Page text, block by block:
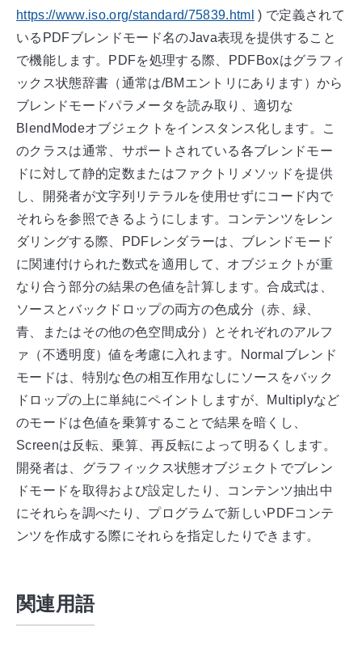
https://www.iso.org/standard/75839.html ) で定義されて
いるPDFブレンドモード名のJava表現を提供すること
で機能します。PDFを処理する際、PDFBoxはグラフィ
ックス状態辞書（通常は/BMエントリにあります）から
ブレンドモードパラメータを読み取り、適切な
BlendModeオブジェクトをインスタンス化します。こ
のクラスは通常、サポートされている各ブレンドモー
ドに対して静的定数またはファクトリメソッドを提供
し、開発者が文字列リテラルを使用せずにコード内で
それらを参照できるようにします。コンテンツをレン
ダリングする際、PDFレンダラーは、ブレンドモード
に関連付けられた数式を適用して、オブジェクトが重
なり合う部分の結果の色値を計算します。合成式は、
ソースとバックドロップの両方の色成分（赤、緑、
青、またはその他の色空間成分）とそれぞれのアルフ
ァ（不透明度）値を考慮に入れます。Normalブレンド
モードは、特別な色の相互作用なしにソースをバック
ドロップの上に単純にペイントしますが、Multiplyなど
のモードは色値を乗算することで結果を暗くし、
Screenは反転、乗算、再反転によって明るくします。
開発者は、グラフィックス状態オブジェクトでブレン
ドモードを取得および設定したり、コンテンツ抽出中
にそれらを調べたり、プログラムで新しいPDFコンテ
ンツを作成する際にそれらを指定したりできます。
関連用語